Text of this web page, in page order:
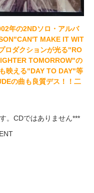
年の2NDソロ・アルバ
MAKE IT WIT
ロダクションが光る"RO
TOMORROW"の
映える"DAY TO DAY"等
の曲も良質デス！！二
。CDではありません***